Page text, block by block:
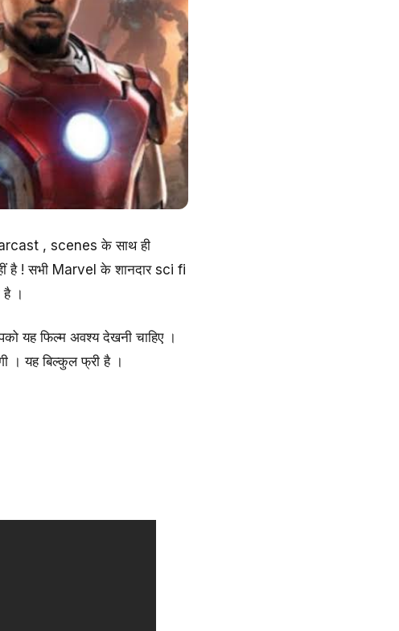
, scenes के साथ ही
है ! सभी Marvel के शानदार sci fi
।
फिल्म अवश्य देखनी चाहिए ।
। यह बिल्कुल फ्री है ।